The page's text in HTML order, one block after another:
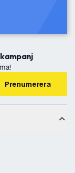
Prenumerera